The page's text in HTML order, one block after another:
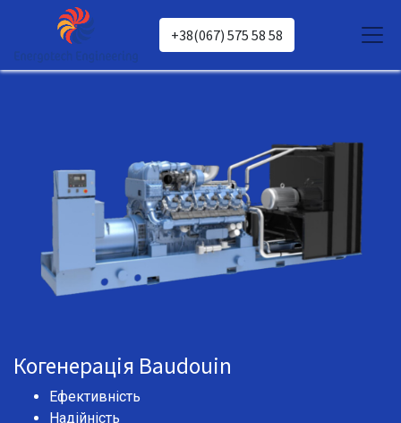
+38(067) 575 58 58
Когенерація Baudouin
Ефективність
Надійність